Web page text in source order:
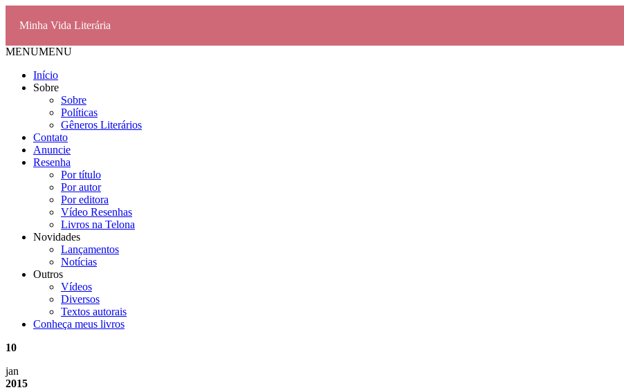
Minha Vida Literária
MENUMENU
Início
Sobre
Sobre
Políticas
Gêneros Literários
Contato
Anuncie
Resenha
Por título
Por autor
Por editora
Vídeo Resenhas
Livros na Telona
Novidades
Lançamentos
Notícias
Outros
Vídeos
Diversos
Textos autorais
Conheça meus livros
10
jan
2015